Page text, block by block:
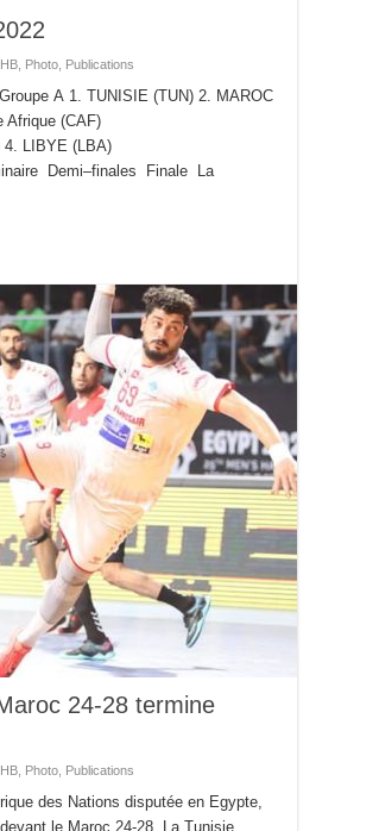
Photo Publications
A 1. TUNISIE (TUN) 2. MAROC
Afrique (CAF)
4. LIBYE (LBA)
Demi–finales Finale La
24-28 termine
Photo Publications
des Nations disputée en Egypte,
le Maroc 24-28. La Tunisie